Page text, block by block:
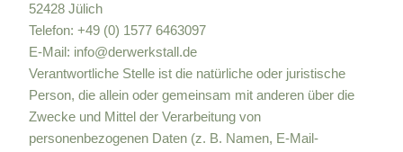
52428 Jülich
Telefon: +49 (0) 1577 6463097
E-Mail: info@derwerkstall.de
Verantwortliche Stelle ist die natürliche oder juristische
Person, die allein oder gemeinsam mit anderen über die
Zwecke und Mittel der Verarbeitung von
personenbezogenen Daten (z. B. Namen, E-Mail-